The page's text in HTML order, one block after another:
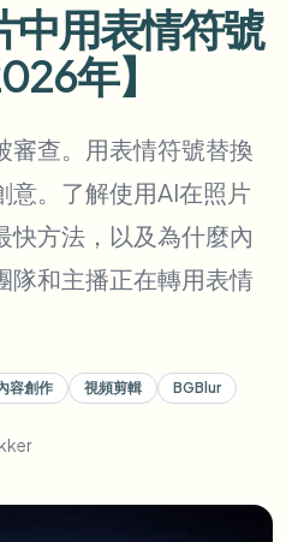
模处理
中用表情符號
年】
審查。用表情符號替換
意。了解使用AI在照片
快方法，以及為什麼內
隊和主播正在轉用表情
容創作 視頻剪輯 BGBlur